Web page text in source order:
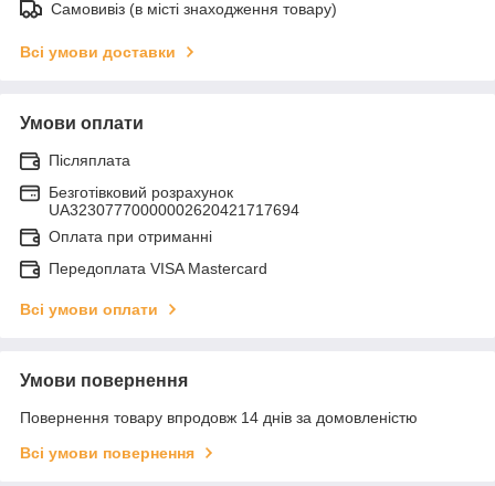
Самовивіз (в місті знаходження товару)
Всі умови доставки
Умови оплати
Післяплата
Безготівковий розрахунок
UA32307770000002620421717694
Оплата при отриманні
Передоплата VISA Mastercard
Всі умови оплати
Умови повернення
Повернення товару впродовж 14 днів за домовленістю
Всі умови повернення